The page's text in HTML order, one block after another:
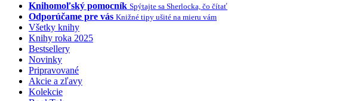
Knihomoľský pomocník Spýtajte sa Sherlocka, čo čítať
Odporúčame pre vás Knižné tipy ušité na mieru vám
Všetky knihy
Knihy roka 2025
Bestsellery
Novinky
Pripravované
Akcie a zľavy
Kolekcie